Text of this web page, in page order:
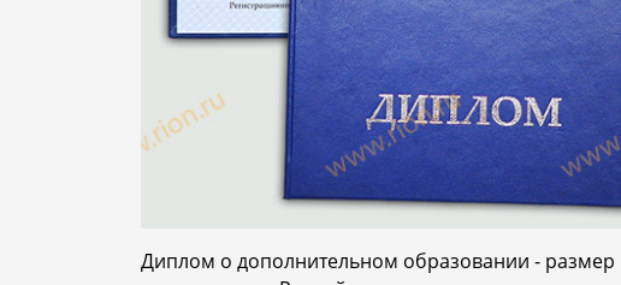
Диплом о дополнительном образовании -